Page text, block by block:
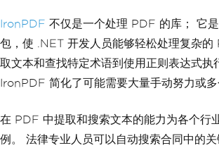
IronPDF 不仅是一个处理 PDF 的库； 它
包，使 .NET 开发人员能够轻松处理复杂的
取文本和查找特定术语到使用正则表达式执
IronPDF 简化了可能需要大量手动努力或多
在 PDF 中提取和搜索文本的能力为各个行
例。 法律专业人员可以自动搜索合同中的